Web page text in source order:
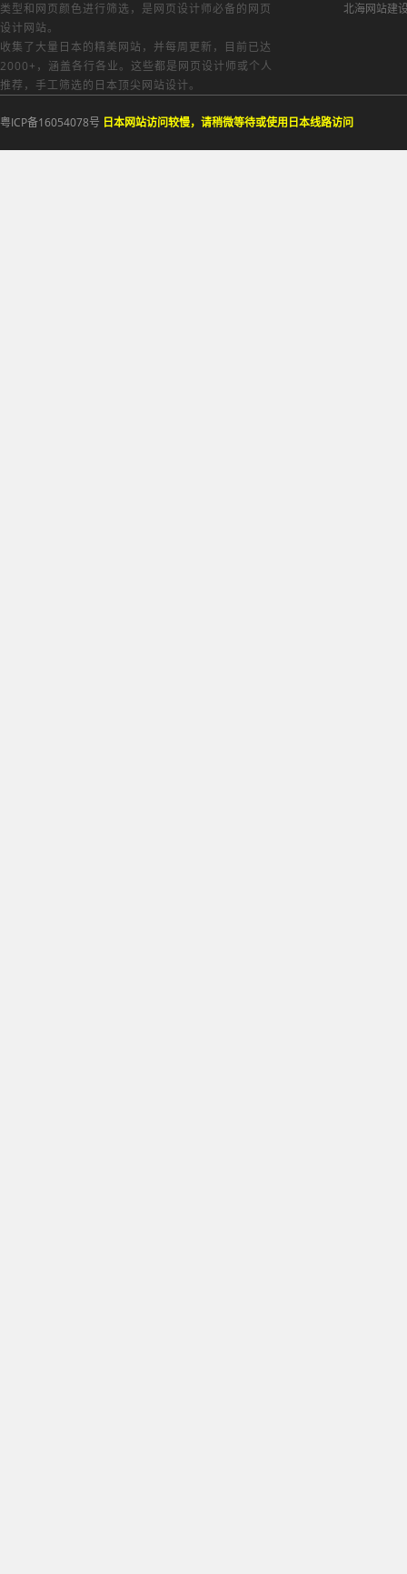
类型和网页颜色进行筛选，是网页设计师必备的网页
设计网站。
收集了大量日本的精美网站，并每周更新，目前已达
2000+，涵盖各行各业。这些都是网页设计师或个人
推荐，手工筛选的日本顶尖网站设计。
北海网站建
粤ICP备16054078号 日本网站访问较慢，请稍微等待或使用日本线路访问